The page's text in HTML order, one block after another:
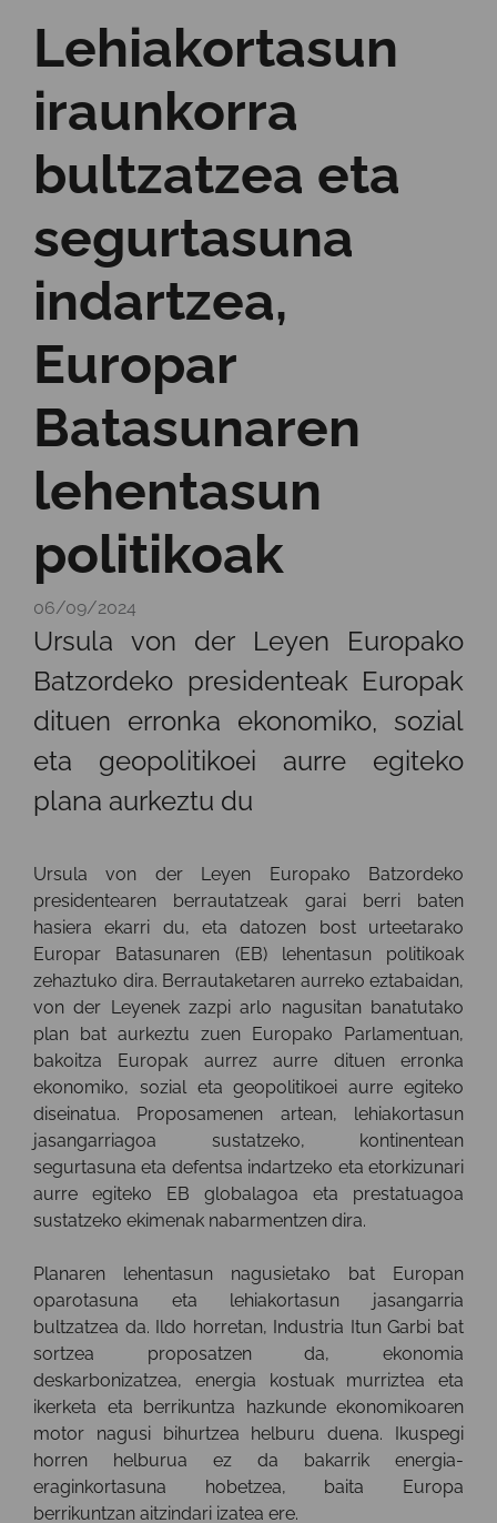
Lehiakortasun
iraunkorra
bultzatzea eta
segurtasuna
indartzea,
Europar
Batasunaren
lehentasun
politikoak
06/09/2024
Ursula von der Leyen Europako
Batzordeko presidenteak Europak
dituen erronka ekonomiko, sozial
eta geopolitikoei aurre egiteko
plana aurkeztu du
Ursula von der Leyen Europako Batzordeko
presidentearen berrautatzeak garai berri baten
hasiera ekarri du, eta datozen bost urteetarako
Europar Batasunaren (EB) lehentasun politikoak
zehaztuko dira. Berrautaketaren aurreko eztabaidan,
von der Leyenek zazpi arlo nagusitan banatutako
plan bat aurkeztu zuen Europako Parlamentuan,
bakoitza Europak aurrez aurre dituen erronka
ekonomiko, sozial eta geopolitikoei aurre egiteko
diseinatua. Proposamenen artean, lehiakortasun
jasangarriagoa sustatzeko, kontinentean
segurtasuna eta defentsa indartzeko eta etorkizunari
aurre egiteko EB globalagoa eta prestatuagoa
sustatzeko ekimenak nabarmentzen dira.
Planaren lehentasun nagusietako bat Europan
oparotasuna eta lehiakortasun jasangarria
bultzatzea da. Ildo horretan, Industria Itun Garbi bat
sortzea proposatzen da, ekonomia
deskarbonizatzea, energia kostuak murriztea eta
ikerketa eta berrikuntza hazkunde ekonomikoaren
motor nagusi bihurtzea helburu duena. Ikuspegi
horren helburua ez da bakarrik energia-
eraginkortasuna hobetzea, baita Europa
berrikuntzan aitzindari izatea ere.